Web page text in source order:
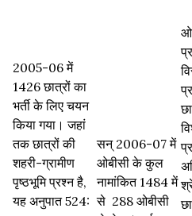
2005-06 में
1426 छात्रों का
भर्ती के लिए चयन
किया गया। जहां
तक छात्रों की
शहरी-ग्रामीण
पृष्ठभूमि प्रश्न है,
यह अनुपात 524:
सन् 2006-07 में
ओबीसी के कुल
नामांकित 1484 में
से 288 ओबीसी